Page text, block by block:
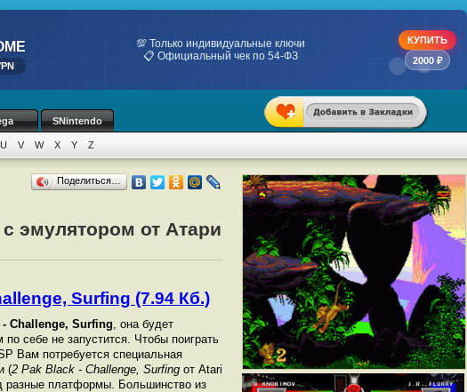
💯 Только индивидуальные ключи
📋 Официальный чек по 54-ФЗ
КУПИТЬ
2000 ₽
SNintendo
U V W X Y Z
Поделиться…
эмулятором от Атари
Surfing (7.94 Кб.)
Challenge, Surfing, она будет
себе не запустится. Чтобы поиграть
Вам потребуется специальная
(2 Pak Black - Challenge, Surfing от Atari
разные платформы. Большинство из